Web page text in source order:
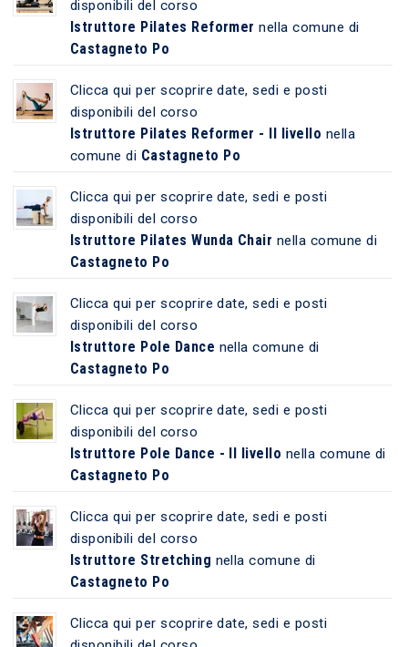
disponibili del corso
Istruttore Pilates Reformer nella comune di
Castagneto Po
Clicca qui per scoprire date, sedi e posti
disponibili del corso
Istruttore Pilates Reformer - II livello nella
comune di Castagneto Po
Clicca qui per scoprire date, sedi e posti
disponibili del corso
Istruttore Pilates Wunda Chair nella comune di
Castagneto Po
Clicca qui per scoprire date, sedi e posti
disponibili del corso
Istruttore Pole Dance nella comune di
Castagneto Po
Clicca qui per scoprire date, sedi e posti
disponibili del corso
Istruttore Pole Dance - II livello nella comune di
Castagneto Po
Clicca qui per scoprire date, sedi e posti
disponibili del corso
Istruttore Stretching nella comune di
Castagneto Po
Clicca qui per scoprire date, sedi e posti